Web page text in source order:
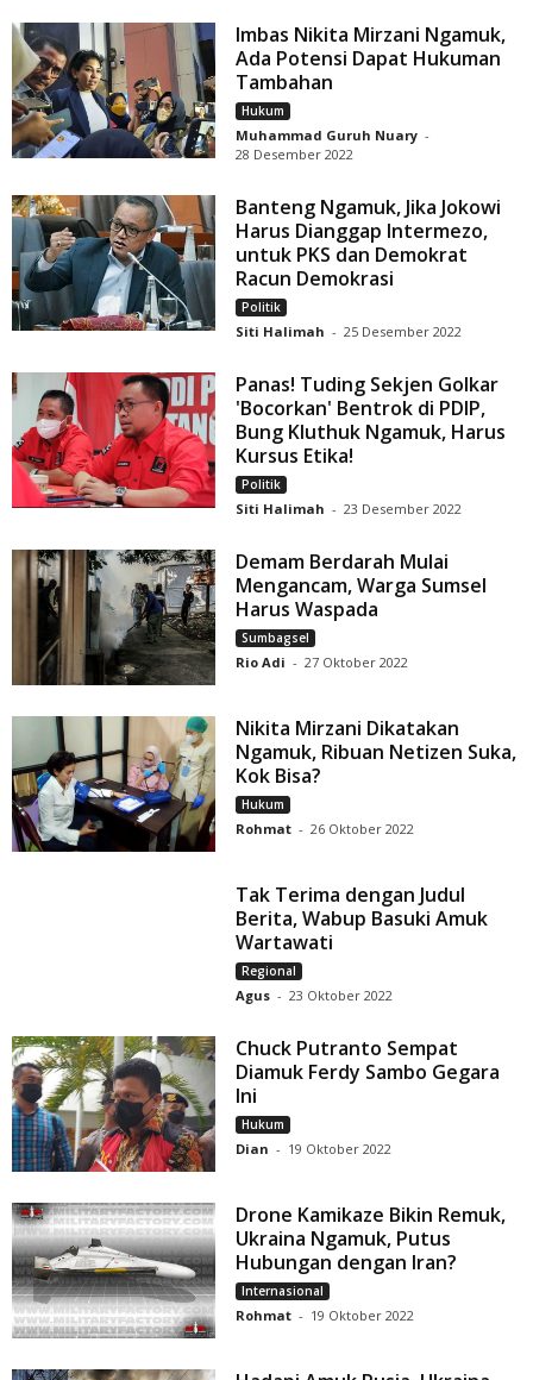
Imbas Nikita Mirzani Ngamuk,
Ada Potensi Dapat Hukuman
Tambahan
Hukum
Muhammad Guruh Nuary -
28 Desember 2022
Banteng Ngamuk, Jika Jokowi
Harus Dianggap Intermezo,
untuk PKS dan Demokrat
Racun Demokrasi
Politik
Siti Halimah - 25 Desember 2022
Panas! Tuding Sekjen Golkar
'Bocorkan' Bentrok di PDIP,
Bung Kluthuk Ngamuk, Harus
Kursus Etika!
Politik
Siti Halimah - 23 Desember 2022
Demam Berdarah Mulai
Mengancam, Warga Sumsel
Harus Waspada
Sumbagsel
Rio Adi - 27 Oktober 2022
Nikita Mirzani Dikatakan
Ngamuk, Ribuan Netizen Suka,
Kok Bisa?
Hukum
Rohmat - 26 Oktober 2022
Tak Terima dengan Judul
Berita, Wabup Basuki Amuk
Wartawati
Regional
Agus - 23 Oktober 2022
Chuck Putranto Sempat
Diamuk Ferdy Sambo Gegara
Ini
Hukum
Dian - 19 Oktober 2022
Drone Kamikaze Bikin Remuk,
Ukraina Ngamuk, Putus
Hubungan dengan Iran?
Internasional
Rohmat - 19 Oktober 2022